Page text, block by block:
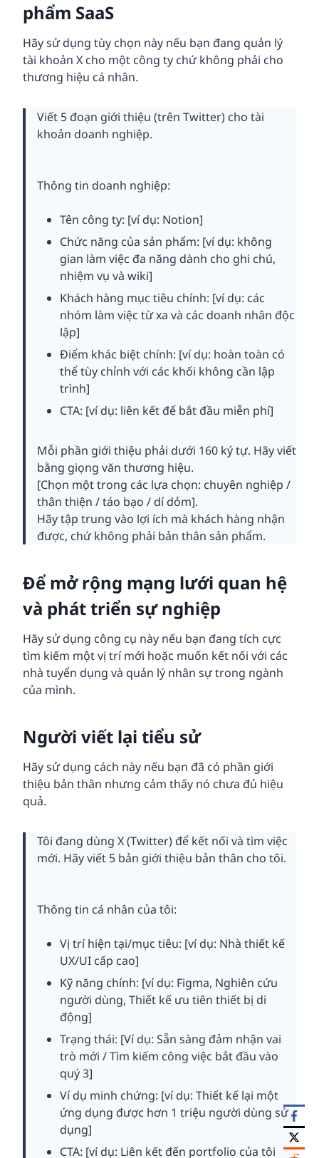
phẩm SaaS
Hãy sử dụng tùy chọn này nếu bạn đang quản lý
tài khoản X cho một công ty chứ không phải cho
thương hiệu cá nhân.
Viết 5 đoạn giới thiệu (trên Twitter) cho tài
khoản doanh nghiệp.
Thông tin doanh nghiệp:
Tên công ty: [ví dụ: Notion]
Chức năng của sản phẩm: [ví dụ: không
gian làm việc đa năng dành cho ghi chú,
nhiệm vụ và wiki]
Khách hàng mục tiêu chính: [ví dụ: các
nhóm làm việc từ xa và các doanh nhân độc
lập]
Điểm khác biệt chính: [ví dụ: hoàn toàn có
thể tùy chỉnh với các khối không cần lập
trình]
CTA: [ví dụ: liên kết để bắt đầu miễn phí]
Mỗi phần giới thiệu phải dưới 160 ký tự. Hãy viết
bằng giọng văn thương hiệu.
[Chọn một trong các lựa chọn: chuyên nghiệp /
thân thiện / táo bạo / dí dỏm].
Hãy tập trung vào lợi ích mà khách hàng nhận
được, chứ không phải bản thân sản phẩm.
Để mở rộng mạng lưới quan hệ
và phát triển sự nghiệp
Hãy sử dụng công cụ này nếu bạn đang tích cực
tìm kiếm một vị trí mới hoặc muốn kết nối với các
nhà tuyển dụng và quản lý nhân sự trong ngành
của mình.
Người viết lại tiểu sử
Hãy sử dụng cách này nếu bạn đã có phần giới
thiệu bản thân nhưng cảm thấy nó chưa đủ hiệu
quả.
Tôi đang dùng X (Twitter) để kết nối và tìm việc
mới. Hãy viết 5 bản giới thiệu bản thân cho tôi.
Thông tin cá nhân của tôi:
Vị trí hiện tại/mục tiêu: [ví dụ: Nhà thiết kế
UX/UI cấp cao]
Kỹ năng chính: [ví dụ: Figma, Nghiên cứu
người dùng, Thiết kế ưu tiên thiết bị di
động]
Trạng thái: [Ví dụ: Sẵn sàng đảm nhận vai
trò mới / Tìm kiếm công việc bắt đầu vào
quý 3]
Ví dụ minh chứng: [ví dụ: Thiết kế lại một
ứng dụng được hơn 1 triệu người dùng sử
dụng]
CTA: [ví dụ: Liên kết đến portfolio của tôi